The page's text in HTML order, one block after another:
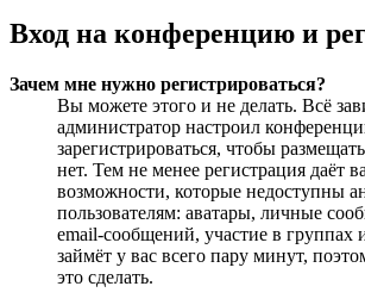
Вход на конференцию и
Зачем мне нужно регистрироваться?
Вы можете этого и не делать. Всё
администратор настроил
зарегистрироваться, чтобы
нет. Тем не менее регистрация даёт
возможности, которые недоступны
пользователям: аватары, личные
email-сообщений, участие в группах
займёт у вас всего пару минут,
это сделать.